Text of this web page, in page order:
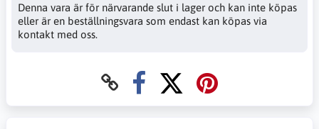
Denna vara är för närvarande slut i lager och kan inte köpas
eller är en beställningsvara som endast kan köpas via
kontakt med oss.